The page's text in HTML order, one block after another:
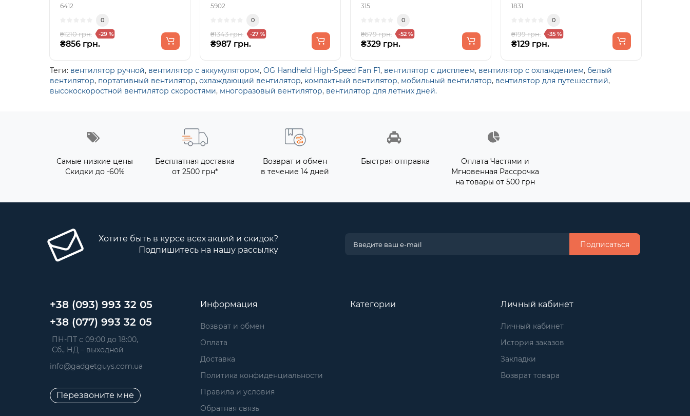
6412
0
₴1210 грн. -29 %
₴856 грн.
5902
0
₴1343 грн. -27 %
₴987 грн.
315
0
₴679 грн. -52 %
₴329 грн.
1831
0
₴199 грн. -35 %
₴129 грн.
Теги: вентилятор ручной, вентилятор с аккумулятором, OG Handheld High-Speed Fan F1, вентилятор с дисплеем, вентилятор с охлаждением, белый
вентилятор, портативный вентилятор, охлаждающий вентилятор, компактный вентилятор, мобильный вентилятор, вентилятор для путешествий,
высокоскоростной вентилятор скоростями, многоразовый вентилятор, вентилятор для летних дней.
Самые низкие цены
Скидки до -60%
Бесплатная доставка
от 2500 грн*
Возврат и обмен
в течение 14 дней
Быстрая отправка
Оплата Частями и
Мгновенная Рассрочка
на товары от 500 грн
Хотите быть в курсе всех акций и скидок?
Подпишитесь на нашу рассылку
Подписаться
+38 (093) 993 32 05
+38 (077) 993 32 05
ПН-ПТ с 09:00 до 18:00,
Сб., НД – выходной
info@gadgetguys.com.ua
Перезвоните мне
Информация
Возврат и обмен
Оплата
Доставка
Политика конфиденциальности
Правила и условия
Обратная связь
Категории Личный кабинет
Личный кабинет
История заказов
Закладки
Возврат товара